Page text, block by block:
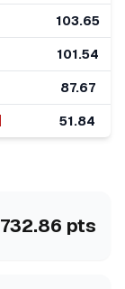
103.65
101.54
87.67
51.84
732.86 pts